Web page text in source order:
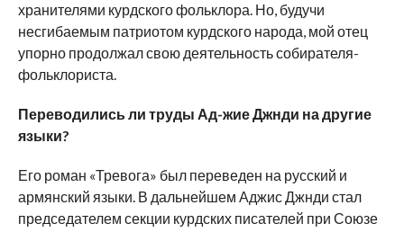
хранителями курдского фольклора. Но, будучи
несгибаемым патриотом курдского народа, мой отец
упорно продолжал свою деятельность собирателя-
фольклориста.
Переводились ли труды Ад-жие Джнди на другие
языки?
Его роман «Тревога» был переведен на русский и
армянский языки. В дальнейшем Аджис Джнди стал
председателем секции курдских писателей при Союзе